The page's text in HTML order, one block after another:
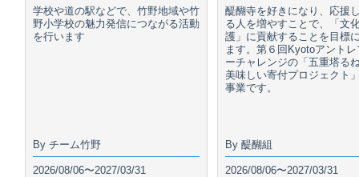
学校や道の駅などで、竹野地域や竹
野小学校の魅力発信につながる活動
を行います
By チーム竹野
2026/08/06〜2027/03/31
醍醐寺を好きになり、応援
る人を増やすことで、「文
護」に貢献することを目標
ます。第６回Kyotoアント
ーチャレンジの「五重塔る
美味しい寄付プロジェクト
事業です。
By 醍醐組
2026/08/06〜2027/03/31